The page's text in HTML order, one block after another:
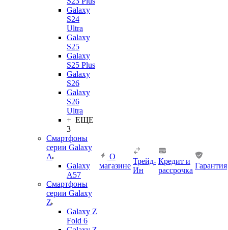
Galaxy
S24
Ultra
Galaxy
S25
Galaxy
S25 Plus
Galaxy
S26
Galaxy
S26
Ultra
+ ЕЩЕ
3
Смартфоны
серии Galaxy
A
Galaxy
A57
Смартфоны
серии Galaxy
Z
Galaxy Z
Fold 6
О
магазине
Трейд-
Ин
Кредит и
рассрочка
Гарантия